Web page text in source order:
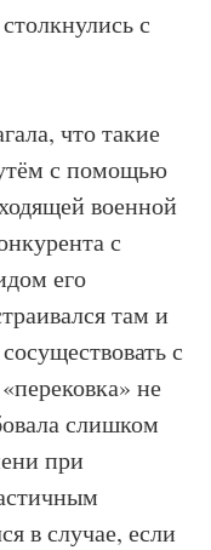
с
что такие
с помощью
военной
с
его
там и
с
не
слишком
при
в случае, если